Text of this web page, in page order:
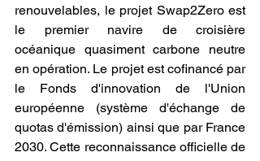
renouvelables, le projet Swap2Zero est
le premier navire de croisière
océanique quasiment carbone neutre
en opération. Le projet est cofinancé par
le Fonds d'innovation de l'Union
européenne (système d'échange de
quotas d'émission) ainsi que par France
2030. Cette reconnaissance officielle de